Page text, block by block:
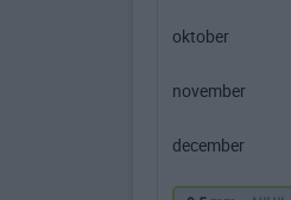
oktober
november
december